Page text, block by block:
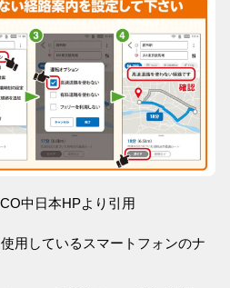
中日本HPより引用
用しているスマートフォンのナ